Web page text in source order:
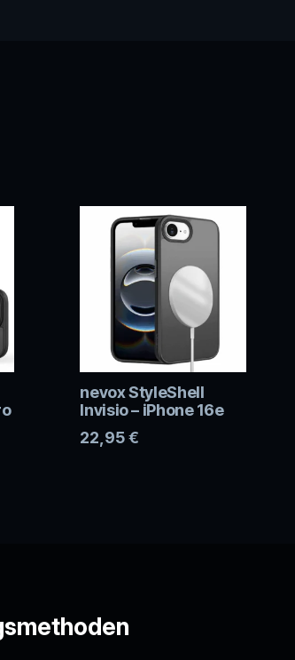
nevox StyleShell
Invisio – iPhone 16e
22,95€